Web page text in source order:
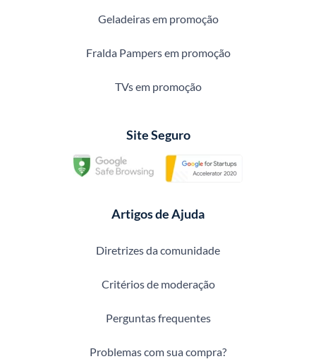
Geladeiras em promoção
Fralda Pampers em promoção
TVs em promoção
Site Seguro
Artigos de Ajuda
Diretrizes da comunidade
Critérios de moderação
Perguntas frequentes
Problemas com sua compra?